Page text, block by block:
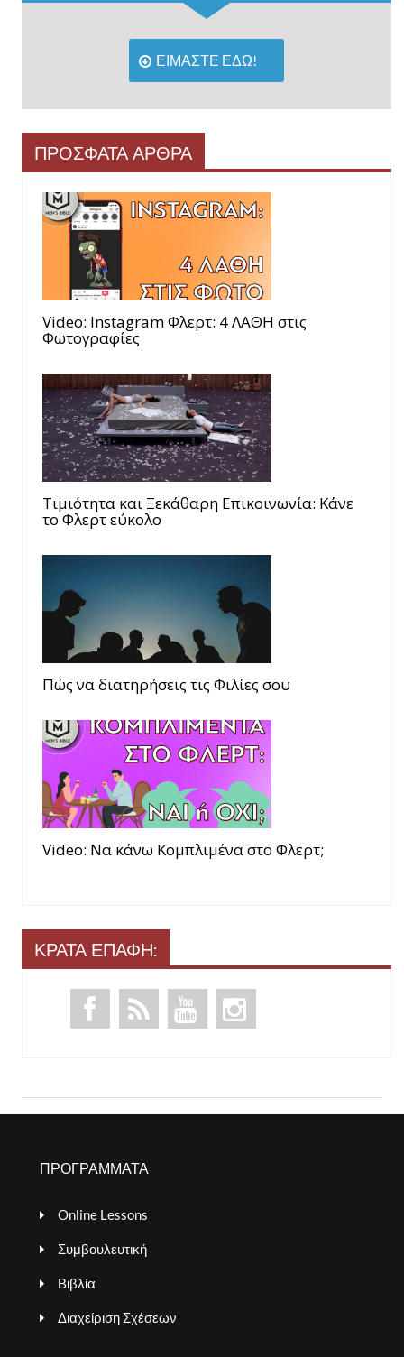
ΕΙΜΑΣΤΕ ΕΔΩ!
ΠΡΟΣΦΑΤΑ ΑΡΘΡΑ
Video: Instagram Φλερτ: 4 ΛΑΘΗ στις
Φωτογραφίες
Τιμιότητα και Ξεκάθαρη Επικοινωνία: Κάνε
το Φλερτ εύκολο
Πώς να διατηρήσεις τις Φιλίες σου
Video: Να κάνω Κομπλιμένα στο Φλερτ;
ΚΡΑΤΑ ΕΠΑΦΗ:
ΠΡΟΓΡΑΜΜΑΤΑ
Online Lessons
Συμβουλευτική
Βιβλία
Διαχείριση Σχέσεων